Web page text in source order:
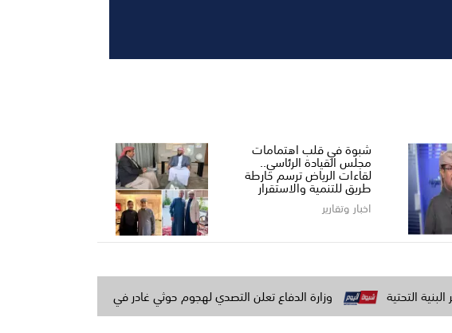
شبوة في قلب اهتمامات
مجلس القيادة الرئاسي..
لقاءات الرياض ترسم خارطة
طريق للتنمية والاستقرار
اخبار وتقارير
وزارة الدفاع تعلن التصدي لهجوم حوثي غادر في مأرب وحضرموت وتتوعد بالرد